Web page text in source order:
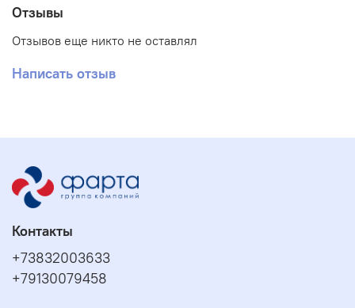
Отзывы
Отзывов еще никто не оставлял
Написать отзыв
Контакты
+73832003633
+79130079458